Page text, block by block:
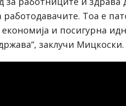
работодавачите. Тоа е
и посигурна
заклучи Мицкоски.